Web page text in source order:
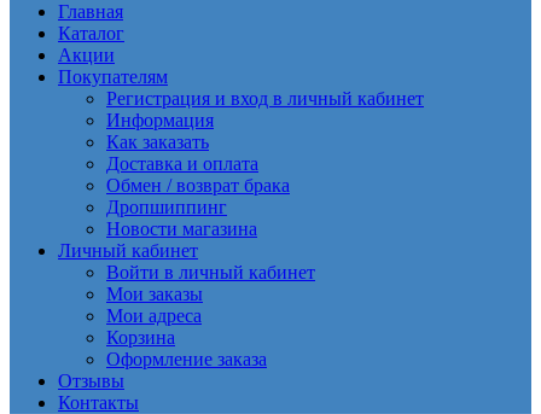
Главная
Каталог
Акции
Покупателям
Регистрация и вход в личный кабинет
Информация
Как заказать
Доставка и оплата
Обмен / возврат брака
Дропшиппинг
Новости магазина
Личный кабинет
Войти в личный кабинет
Мои заказы
Мои адреса
Корзина
Оформление заказа
Отзывы
Контакты